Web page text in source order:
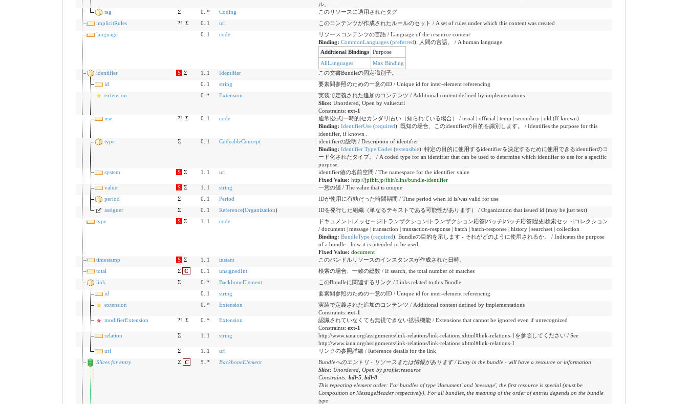
ル。
tag
Σ 0..* Coding
このリソースに適用されたタグ
implicitRules
?! Σ 0..1 uri
このコンテンツが作成されたルールのセット / A set of rules under which this content was created
language
0..1 code
リソースコンテンツの言語 / Language of the resource content
Binding: CommonLanguages(preferred): 人間の言語。 / A human language.
Additional Bindings
Purpose
AllLanguages
Max Binding
identifier
S Σ 1..1 Identifier
この文書Bundleの固定識別子。
id
0..1 string
要素間参照のための一意のID / Unique id for inter-element referencing
extension
0..* Extension
実装で定義された追加のコンテンツ / Additional content defined by implementations
Slice: Unordered, Open by value:url
Constraints: ext-1
use
?! Σ 0..1 code
通常|公式|一時的|セカンダリ|古い（知られている場合） / usual | official | temp | secondary | old (If known)
Binding: IdentifierUse(required): 既知の場合、このidentifierの目的を識別します。 / Identifies the purpose for this
identifier, if known .
type
Σ 0..1 CodeableConcept
identifierの説明 / Description of identifier
Binding: Identifier Type Codes(extensible): 特定の目的に使用するidentifierを決定するために使用できるidentifierのコ
ード化されたタイプ。 / A coded type for an identifier that can be used to determine which identifier to use for a specific
purpose.
system
S Σ 1..1 uri
identifier値の名前空間 / The namespace for the identifier value
Fixed Value: http://jpfhir.jp/fhir/clins/bundle-identifier
value
S Σ 1..1 string
一意の値 / The value that is unique
period
Σ 0..1 Period
IDが使用に有効だった時間期間 / Time period when id is/was valid for use
assigner
Σ 0..1 Reference(Organization)
IDを発行した組織（単なるテキストである可能性があります） / Organization that issued id (may be just text)
type
S Σ 1..1 code
ドキュメント|メッセージ|トランザクション|トランザクション応答|バッチ|バッチ応答|歴史|検索セット|コレクション
/ document | message | transaction | transaction-response | batch | batch-response | history | searchset | collection
Binding: BundleType(required): Bundleの目的を示します - それがどのように使用されるか。 / Indicates the purpose
of a bundle - how it is intended to be used.
Fixed Value: document
timestamp
S Σ 1..1 instant
このバンドルリソースのインスタンスが作成された日時。
total
Σ C 0..1 unsignedInt
検索の場合、一致の総数 / If search, the total number of matches
link
Σ 0..* BackboneElement
このBundleに関連するリンク / Links related to this Bundle
id
0..1 string
要素間参照のための一意のID / Unique id for inter-element referencing
extension
0..* Extension
実装で定義された追加のコンテンツ / Additional content defined by implementations
Constraints: ext-1
modifierExtension
?! Σ 0..* Extension
認識されていなくても無視できない拡張機能 / Extensions that cannot be ignored even if unrecognized
Constraints: ext-1
relation
Σ 1..1 string
http://www.iana.org/assignments/link-relations/link-relations.xhtml#link-relations-1を参照してください / See
http://www.iana.org/assignments/link-relations/link-relations.xhtml#link-relations-1
url
Σ 1..1 uri
リンクの参照詳細 / Reference details for the link
Slices for entry
Σ C 5 * BackboneElement
Bundleへのエントリ - リソースまたは情報があります / Entry in the bundle - will have a resource or information
Slice: Unordered, Open by profile:resource
Constraints: bdl-5, bdl-8
This repeating element order: For bundles of type 'document' and 'message', the first resource is special (must be
Composition or MessageHeader respectively). For all bundles, the meaning of the order of entries depends on the bundle
type